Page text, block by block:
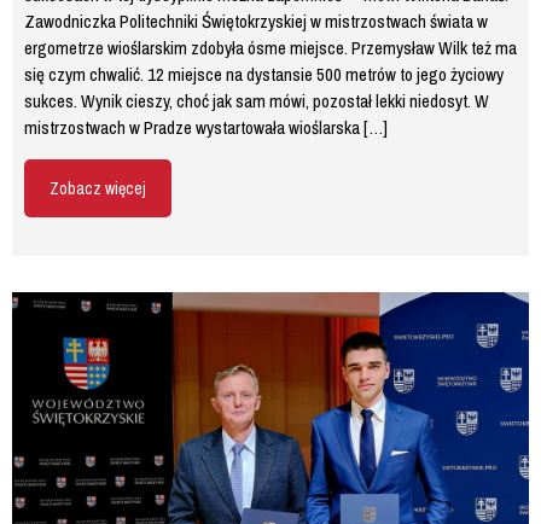
Zawodniczka Politechniki Świętokrzyskiej w mistrzostwach świata w
ergometrze wioślarskim zdobyła ósme miejsce. Przemysław Wilk też ma
się czym chwalić. 12 miejsce na dystansie 500 metrów to jego życiowy
sukces. Wynik cieszy, choć jak sam mówi, pozostał lekki niedosyt. W
mistrzostwach w Pradze wystartowała wioślarska […]
Zobacz więcej